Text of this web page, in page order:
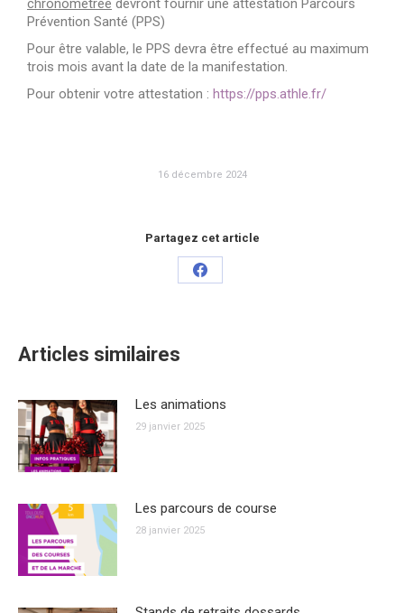
chronométrée devront fournir une attestation Parcours
Prévention Santé (PPS)
Pour être valable, le PPS devra être effectué au maximum
trois mois avant la date de la manifestation.
Pour obtenir votre attestation : https://pps.athle.fr/
16 décembre 2024
Partagez cet article
Articles similaires
Les animations
29 janvier 2025
Les parcours de course
28 janvier 2025